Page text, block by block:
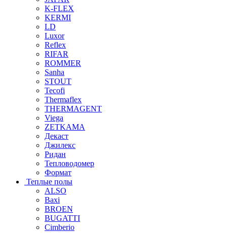
K-FLEX
KERMI
LD
Luxor
Reflex
RIFAR
ROMMER
Sanha
STOUT
Tecofi
Thermaflex
THERMAGENT
Viega
ZETKAMA
Декаст
Джилекс
Ридан
Тепловодомер
Формат
Теплые полы
ALSO
Baxi
BROEN
BUGATTI
Cimberio